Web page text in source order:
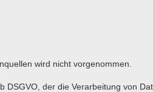
wird nicht vorgenommen.
DSGVO, der die Verarbeitung von